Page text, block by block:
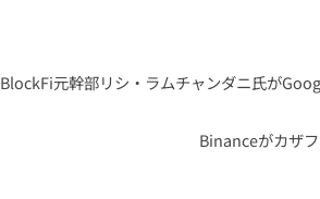
BlockFi元幹部リシ・ラムチャンダニ氏が
Binanceがカザ